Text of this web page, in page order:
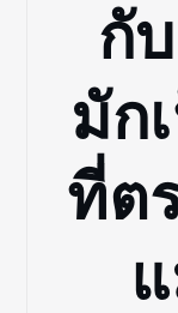
กับ
มัก
ที่ต